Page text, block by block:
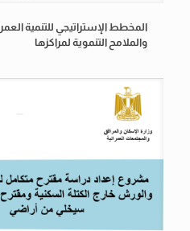
المخطط الإستراتيجي للتنمية
والملامح التنموية لمراكزها